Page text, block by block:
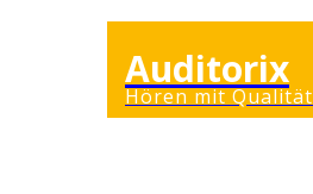
Auditorix
Hören mit Qualität